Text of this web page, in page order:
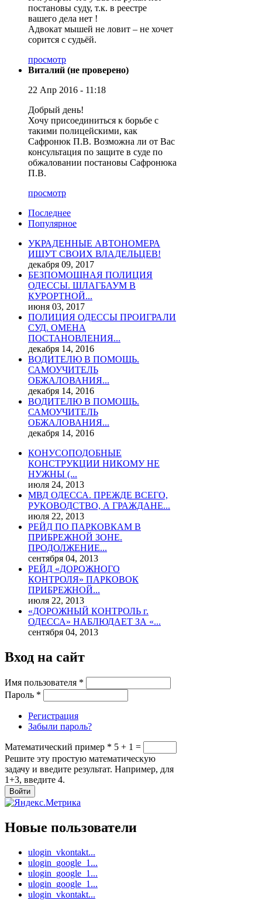
постановы суду, т.к. в реестре
вашего дела нет !
Адвокат мышей не ловит – не хочет
сорится с судьёй.
просмотр
Виталий (не проверено)
22 Апр 2016 - 11:18
Добрый день!
Хочу присоединиться к борьбе с
такими полицейскими, как
Сафронюк П.В. Возможна ли от Вас
консультация по защите в суде по
обжаловании постановы Сафронюка
П.В.
просмотр
Последнее
Популярное
УКРАДЕННЫЕ АВТОНОМЕРА
ИЩУТ СВОИХ ВЛАДЕЛЬЦЕВ!
декабря 09, 2017
БЕЗПОМОЩНАЯ ПОЛИЦИЯ
ОДЕССЫ. ШЛАГБАУМ В
КУРОРТНОЙ...
июня 03, 2017
ПОЛИЦИЯ ОДЕССЫ ПРОИГРАЛИ
СУД. ОМЕНА
ПОСТАНОВЛЕНИЯ...
декабря 14, 2016
ВОДИТЕЛЮ В ПОМОЩЬ.
САМОУЧИТЕЛЬ
ОБЖАЛОВАНИЯ...
декабря 14, 2016
ВОДИТЕЛЮ В ПОМОЩЬ.
САМОУЧИТЕЛЬ
ОБЖАЛОВАНИЯ...
декабря 14, 2016
КОНУСОПОДОБНЫЕ
КОНСТРУКЦИИ НИКОМУ НЕ
НУЖНЫ (...
июля 24, 2013
МВД ОДЕССА. ПРЕЖДЕ ВСЕГО,
РУКОВОДСТВО, А ГРАЖДАНЕ...
июля 22, 2013
РЕЙД ПО ПАРКОВКАМ В
ПРИБРЕЖНОЙ ЗОНЕ.
ПРОДОЛЖЕНИЕ...
сентября 04, 2013
РЕЙД «ДОРОЖНОГО
КОНТРОЛЯ» ПАРКОВОК
ПРИБРЕЖНОЙ...
июля 22, 2013
«ДОРОЖНЫЙ КОНТРОЛЬ г.
ОДЕССА» НАБЛЮДАЕТ ЗА «...
сентября 04, 2013
Вход на сайт
Имя пользователя *
Пароль *
Регистрация
Забыли пароль?
Математический пример * 5 + 1 =
Решите эту простую математическую
задачу и введите результат. Например, для
1+3, введите 4.
Новые пользователи
ulogin_vkontakt...
ulogin_google_1...
ulogin_google_1...
ulogin_google_1...
ulogin_vkontakt...